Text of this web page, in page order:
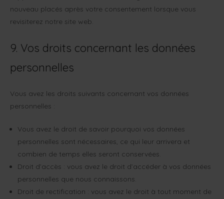
nouveau placés après votre consentement lorsque vous
revisiterez notre site web.
9. Vos droits concernant les données
personnelles
Vous avez les droits suivants concernant vos données
personnelles :
Vous avez le droit de savoir pourquoi vos données
personnelles sont nécessaires, ce qui leur arrivera et
combien de temps elles seront conservées.
Droit d’accès : vous avez le droit d’accéder à vos données
personnelles que nous connaissons.
Droit de rectification : vous avez le droit à tout moment de